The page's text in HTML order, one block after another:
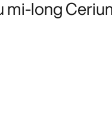
mi-long